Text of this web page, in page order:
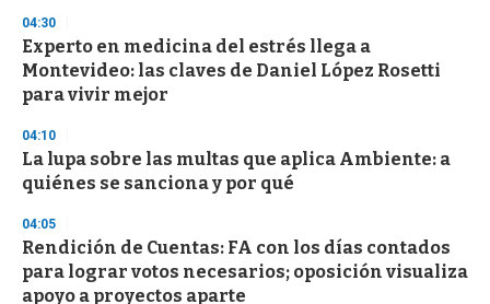
04:30
Experto en medicina del estrés llega a
Montevideo: las claves de Daniel López Rosetti
para vivir mejor
04:10
La lupa sobre las multas que aplica Ambiente: a
quiénes se sanciona y por qué
04:05
Rendición de Cuentas: FA con los días contados
para lograr votos necesarios; oposición visualiza
apoyo a proyectos aparte